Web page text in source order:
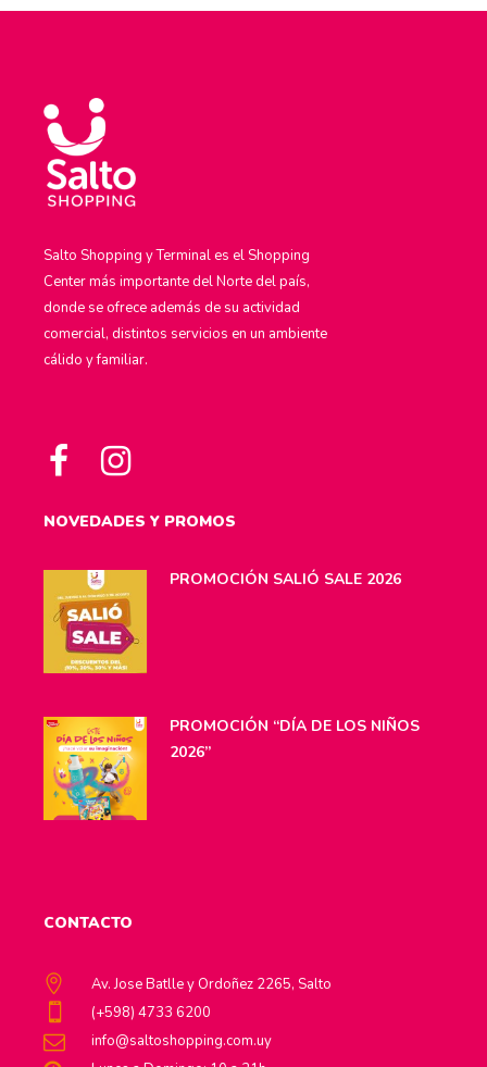
Salto Shopping y Terminal es el Shopping
Center más importante del Norte del país,
donde se ofrece además de su actividad
comercial, distintos servicios en un ambiente
cálido y familiar.
NOVEDADES Y PROMOS
PROMOCIÓN SALIÓ SALE 2026
PROMOCIÓN “DÍA DE LOS NIÑOS
2026”
CONTACTO
Av. Jose Batlle y Ordoñez 2265, Salto
(+598) 4733 6200
info@saltoshopping.com.uy